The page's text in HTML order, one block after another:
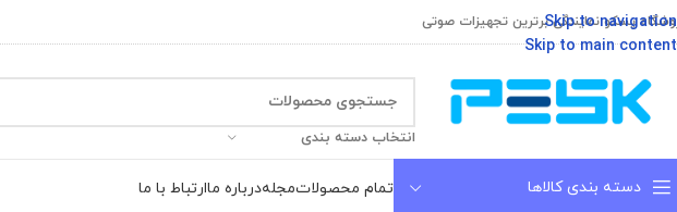
Skip to navigation
Skip to main content
پسکو نمایندگی برترین تجهیزات صوتی
انتخاب دسته بندی
دسته بندی کالاها تمام محصولاتمجلهدرباره ماارتباط با ما